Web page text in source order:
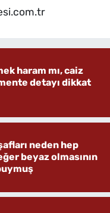
haram mı, caiz
detayı dikkat
neden hep
beyaz olmasının